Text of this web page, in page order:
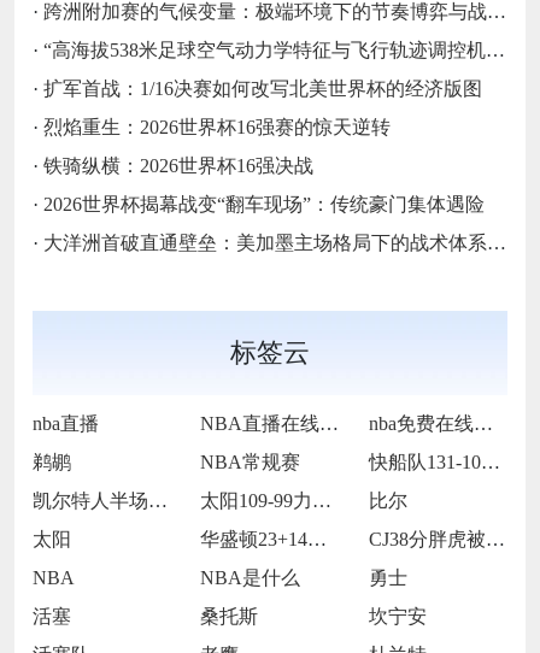
· 跨洲附加赛的气候变量：极端环境下的节奏博弈与战术自适应
· “高海拔538米足球空气动力学特征与飞行轨迹调控机制——以2026世界杯BBVA球场为实证场景”
· 扩军首战：1/16决赛如何改写北美世界杯的经济版图
· 烈焰重生：2026世界杯16强赛的惊天逆转
· 铁骑纵横：2026世界杯16强决战
· 2026世界杯揭幕战变“翻车现场”：传统豪门集体遇险
· 大洋洲首破直通壁垒：美加墨主场格局下的战术体系重构
标签云
nba直播 NBA直播在线观看
nba免费在线高清直播
鹈鹕
NBA常规赛
快船队131-105战胜老鹰队
凯尔特人半场65-55领先雷霆
太阳109-99力克76人
比尔
太阳
华盛顿23+14莱夫利21+15 独行侠
CJ38分胖虎被禁赛 鹈鹕123-115
NBA
NBA是什么
勇士
活塞
桑托斯
坎宁安